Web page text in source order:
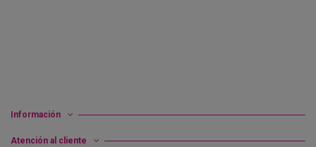
Información
Atención al cliente